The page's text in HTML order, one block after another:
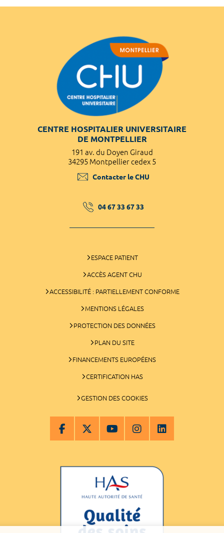
CENTRE HOSPITALIER UNIVERSITAIRE
DE MONTPELLIER
191 av. du Doyen Giraud
34295 Montpellier cedex 5
Contacter le CHU
04 67 33 67 33
ESPACE PATIENT
ACCÈS AGENT CHU
ACCESSIBILITÉ : PARTIELLEMENT CONFORME
MENTIONS LÉGALES
PROTECTION DES DONNÉES
PLAN DU SITE
FINANCEMENTS EUROPÉENS
CERTIFICATION HAS
GESTION DES COOKIES